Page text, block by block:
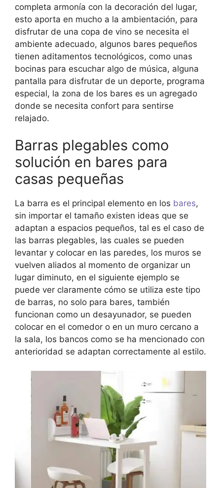
completa armonía con la decoración del lugar,
esto aporta en mucho a la ambientación, para
disfrutar de una copa de vino se necesita el
ambiente adecuado, algunos bares pequeños
tienen aditamentos tecnológicos, como unas
bocinas para escuchar algo de música, alguna
pantalla para disfrutar de un deporte, programa
especial, la zona de los bares es un agregado
donde se necesita confort para sentirse
relajado.
Barras plegables como
solución en bares para
casas pequeñas
La barra es el principal elemento en los bares,
sin importar el tamaño existen ideas que se
adaptan a espacios pequeños, tal es el caso de
las barras plegables, las cuales se pueden
levantar y colocar en las paredes, los muros se
vuelven aliados al momento de organizar un
lugar diminuto, en el siguiente ejemplo se
puede ver claramente cómo se utiliza este tipo
de barras, no solo para bares, también
funcionan como un desayunador, se pueden
colocar en el comedor o en un muro cercano a
la sala, los bancos como se ha mencionado con
anterioridad se adaptan correctamente al estilo.